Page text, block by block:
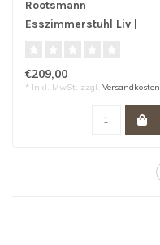
Rootsmann
Esszimmerstuhl Liv |
€209,00
* Inkl. MwSt. zzgl. Versandkosten